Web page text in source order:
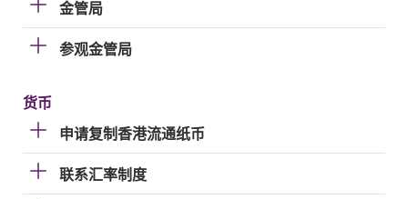
金管局
参观金管局
货币
申请复制香港流通纸币
联系汇率制度